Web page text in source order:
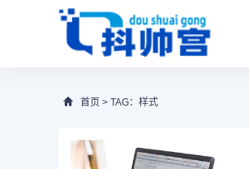
首页 > TAG：样式